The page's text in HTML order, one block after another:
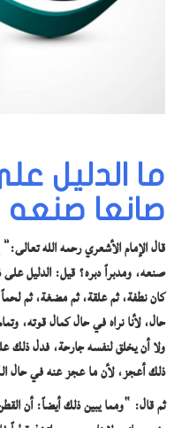
ما الدليل
صانعا صنعه
قال الإمام الأشعري رحمه الله
صنعه، ومدبراً دبره؟ قيل: الدليل على
كان نطفة، ثم علقة، ثم مضغة، ثم
حال، لأنا نراه في حال كمال قوته،
ولا أن يخلق لنفسه جارحة، فدل ذلك
ذلك أعجز، لأن ما عجز عنه في حال
ثم قال: “ومما يبين ذلك أيضاً: أن